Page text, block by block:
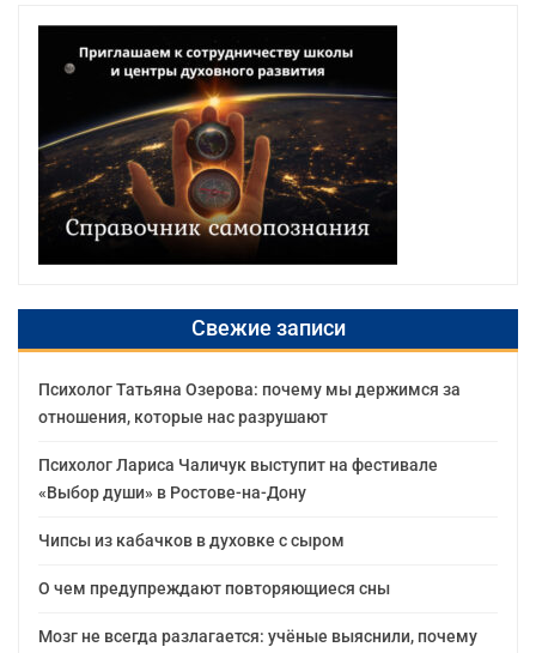
Свежие записи
Психолог Татьяна Озерова: почему мы держимся за
отношения, которые нас разрушают
Психолог Лариса Чаличук выступит на фестивале
«Выбор души» в Ростове-на-Дону
Чипсы из кабачков в духовке с сыром
О чем предупреждают повторяющиеся сны
Мозг не всегда разлагается: учёные выяснили, почему